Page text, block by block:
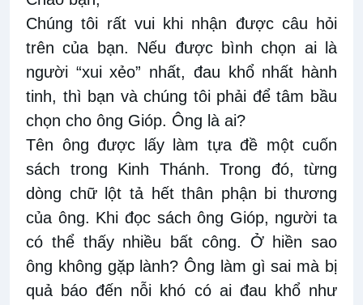
Chúng tôi rất vui khi nhận được câu hỏi
trên của bạn. Nếu được bình chọn ai là
người “xui xẻo” nhất, đau khổ nhất hành
tinh, thì bạn và chúng tôi phải để tâm bầu
chọn cho ông Gióp. Ông là ai?
Tên ông được lấy làm tựa đề một cuốn
sách trong Kinh Thánh. Trong đó, từng
dòng chữ lột tả hết thân phận bi thương
của ông. Khi đọc sách ông Gióp, người ta
có thể thấy nhiều bất công. Ở hiền sao
ông không gặp lành? Ông làm gì sai mà bị
quả báo đến nỗi khó có ai đau khổ như